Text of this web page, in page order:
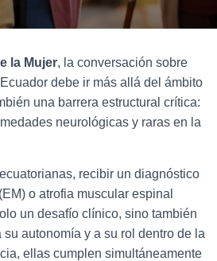
la Mujer, la conversación sobre
debe ir más allá del ámbito
una barrera estructural crítica:
neurológicas y raras en la
recibir un diagnóstico
o atrofia muscular espinal
un desafío clínico, sino también
autonomía y a su rol dentro de la
ellas cumplen simultáneamente